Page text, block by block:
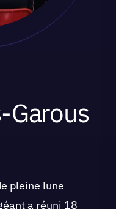
Garous
pleine lune
a réuni 18